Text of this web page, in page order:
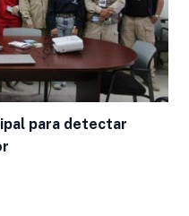
para detectar